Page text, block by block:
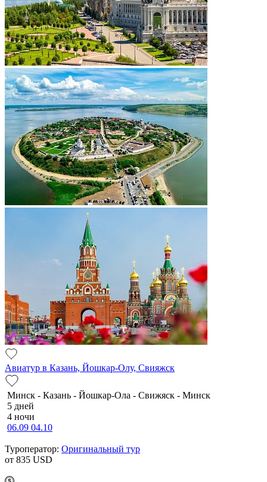
Авиатур в Казань, Йошкар-Олу, Свияжск
Минск - Казань - Йошкар-Ола - Свижяск - Минск
5 дней
4 ночи
06.09 04.10
Туроператор: Оригинальный тур
от 835 USD